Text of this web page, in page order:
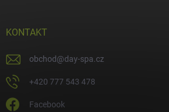
KONTAKT
obchod@day-spa.cz
+420 777 543 478
Facebook